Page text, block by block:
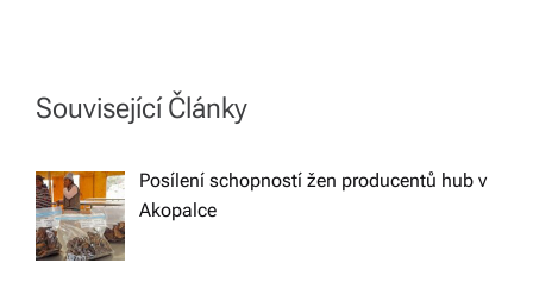
a
i
g
Související Články
Posílení schopností žen producentů hub v
Akopalce